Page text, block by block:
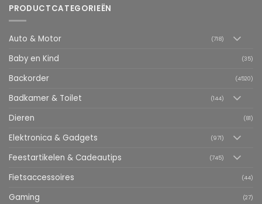
PRODUCTCATEGORIEËN
Auto & Motor (718)
Baby en Kind (35)
Backorder (4520)
Badkamer & Toilet (144)
Dieren (81)
Elektronica & Gadgets (971)
Feestartikelen & Cadeautips (745)
Fietsaccessoires (44)
Gaming (27)